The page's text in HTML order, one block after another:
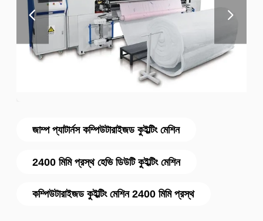
জাম্প প্যাটার্নস কম্পিউটারাইজড কুইল্টিং মেশিন
2400 মিমি প্রস্থ হেভি ডিউটি ​​কুইল্টিং মেশিন
কম্পিউটারাইজড কুইল্টিং মেশিন 2400 মিমি প্রস্থ